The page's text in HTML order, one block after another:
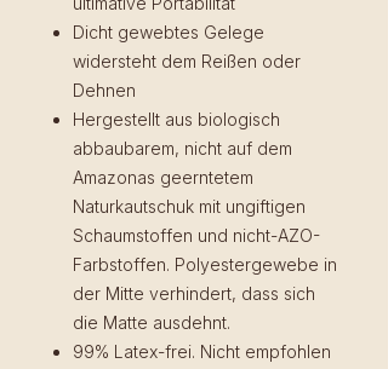
Dicht gewebtes Gelege
widersteht dem Reißen oder
Dehnen
Hergestellt aus biologisch
abbaubarem, nicht auf dem
Amazonas geerntetem
Naturkautschuk mit ungiftigen
Schaumstoffen und nicht-AZO-
Farbstoffen. Polyestergewebe in
der Mitte verhindert, dass sich
die Matte ausdehnt.
99% Latex-frei. Nicht empfohlen